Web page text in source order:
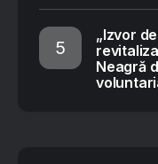
„Izvor
Neagră